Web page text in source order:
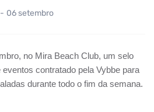
- 06 setembro
no Mira Beach Club, um selo
contratado pela Vybbe para
durante todo o fim da semana.